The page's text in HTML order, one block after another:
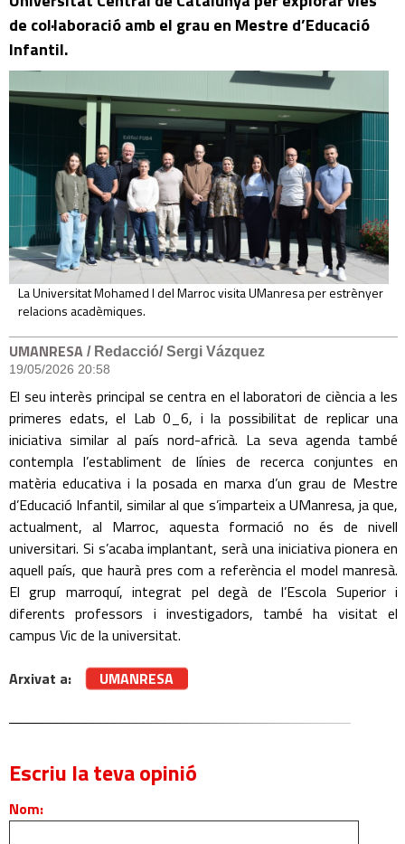
de col·laboració amb el grau en Mestre d’Educació
Infantil.
La Universitat Mohamed I del Marroc visita UManresa per estrènyer
relacions acadèmiques.
UMANRESA / Redacció/ Sergi Vázquez
19/05/2026 20:58
El seu interès principal se centra en el laboratori de ciència a les
primeres edats, el Lab 0_6, i la possibilitat de replicar una
iniciativa similar al país nord-africà. La seva agenda també
contempla l’establiment de línies de recerca conjuntes en
matèria educativa i la posada en marxa d’un grau de Mestre
d’Educació Infantil, similar al que s’imparteix a UManresa, ja que,
actualment, al Marroc, aquesta formació no és de nivell
universitari. Si s’acaba implantant, serà una iniciativa pionera en
aquell país, que haurà pres com a referència el model manresà.
El grup marroquí, integrat pel degà de l’Escola Superior i
diferents professors i investigadors, també ha visitat el
campus Vic de la universitat.
Arxivat a:
UMANRESA
Escriu la teva opinió
Nom: